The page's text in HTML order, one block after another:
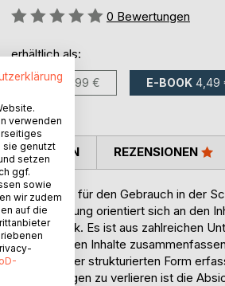
Bewertung::
0 Bewertungen
erhältlich als:
BUCH 6,99 € E-BOOK 4,49
Kenntnisse für den Gebrauch in der
orientiert sich an den
Technik. Es ist aus zahlreichen
wichtigsten Inhalte
Stoff in einer strukturierten Form
aus den Augen zu verlieren ist die
REZENSIONEN
verwenden
sie genutzt
setzen
ggf.
sowie
wir zudem
auf die